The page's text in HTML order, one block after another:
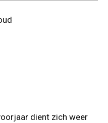
dient zich weer